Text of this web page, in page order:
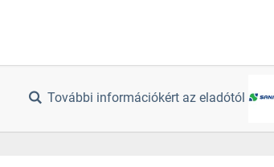
További információkért az eladótól